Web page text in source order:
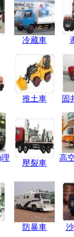
冷藏車
推土車 固
壓裂車
高
防暴車